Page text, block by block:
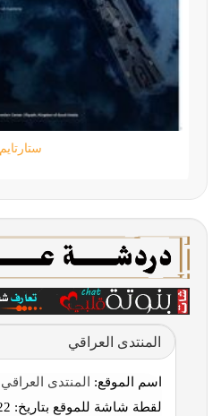
ستارتايم
المنتدى العراقي
اسم الموقع: المنتدى العراقي
لقطة شاشة للموقع بتاريخ: